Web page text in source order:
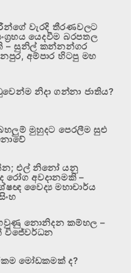
වැරදි තීරණවලට
යෙදවීම බරපතල
– සුනිල් කන්නන්ගර
අම්පාර හිටපු මහ
නිදා ගන්නා ජාතිය?
මුහුදට පෙරලීම සුළු
එල් නිනෝ යනු
රෝග අවදානමකි –
වෛද්‍ය මහාචාර්ය
නොනිදන කම්හල –
විජේවර්ධන
මෝඩකමක් ද?